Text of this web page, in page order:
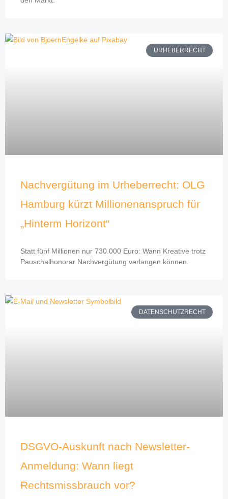
URHEBERRECHT
Nachvergütung im Urheberrecht: OLG
Hamburg kürzt Millionenanspruch für
„Hinterm Horizont“
Statt fünf Millionen nur 730.000 Euro: Wann Kreative trotz
Pauschalhonorar Nachvergütung verlangen können.
DATENSCHUTZRECHT
DSGVO-Auskunft nach Newsletter-
Anmeldung: Wann liegt
Rechtsmissbrauch vor?